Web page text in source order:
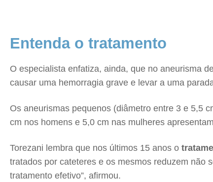
Entenda o tratamento
O especialista enfatiza, ainda, que no aneurisma
causar uma hemorragia grave e levar a uma
Os aneurismas pequenos (diâmetro entre 3 e 5,5
cm nos homens e 5,0 cm nas mulheres
Torezani lembra que nos últimos 15 anos o
tratados por cateteres e os mesmos reduzem não
tratamento efetivo”, afirmou.